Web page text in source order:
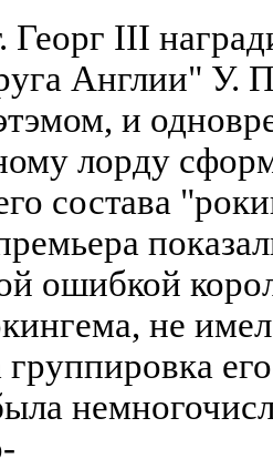
Георг III
Англии" У.
и
лорду
состава
ошибкой
не